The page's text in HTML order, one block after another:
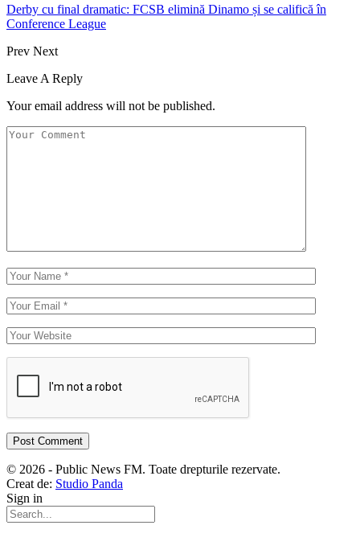
Derby cu final dramatic: FCSB elimină Dinamo și se califică în
Conference League
Prev Next
Leave A Reply
Your email address will not be published.
© 2026 - Public News FM. Toate drepturile rezervate.
Creat de: Studio Panda
Sign in